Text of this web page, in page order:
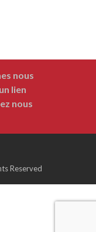
nous
lien
nous
Reserved